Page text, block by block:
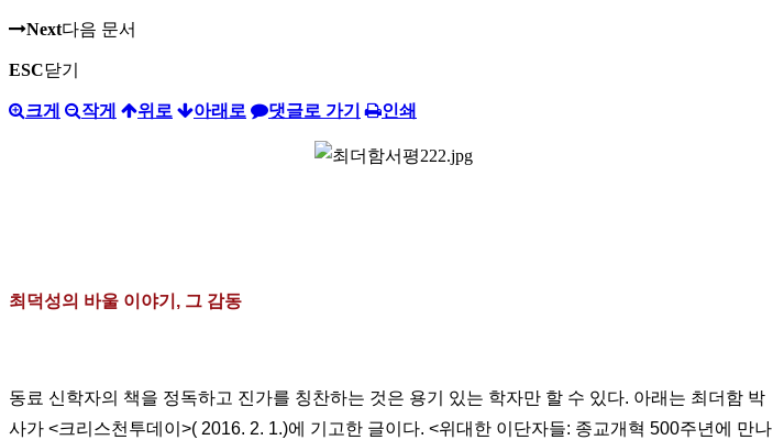
Next다음 문서
ESC닫기
크게 작게 위로 아래로 댓글로 가기 인쇄
최덕성의 바울 이야기, 그 감동
동료 신학자의 책을 정독하고 진가를 칭찬하는 것은 용기 있는 학자만 할 수 있다. 아래는 최더함 박
사가 <크리스천투데이>( 2016. 2. 1.)에 기고한 글이다. <위대한 이단자들: 종교개혁 500주년에 만나